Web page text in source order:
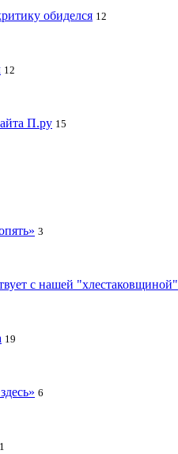
обиделся 12
12
П.ру 15
3
с нашей "хлестаковщиной"
19
6